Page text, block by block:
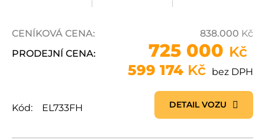
CENÍKOVÁ CENA: 838.000 Kč
PRODEJNÍ CENA:
725 000 Kč
599 174 Kč bez DPH
Kód: EL733FH DETAIL VOZU